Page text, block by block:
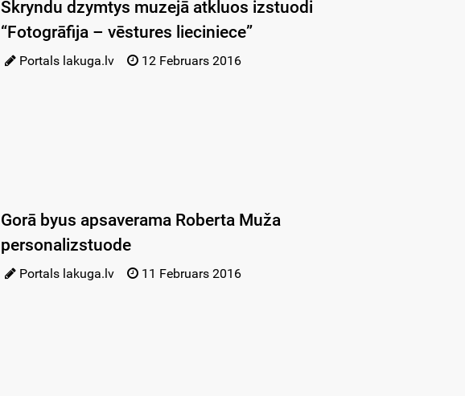
Skryndu dzymtys muzejā atkluos izstuodi
“Fotogrāfija – vēstures lieciniece”
Portals lakuga.lv 12 Februars 2016
Gorā byus apsaverama Roberta Muža
personalizstuode
Portals lakuga.lv 11 Februars 2016